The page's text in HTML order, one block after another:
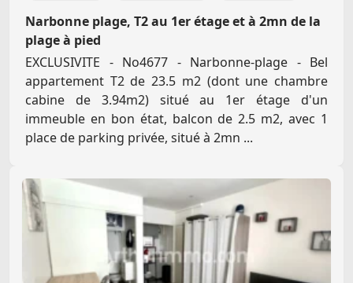
Narbonne plage, T2 au 1er étage et à 2mn de la
plage à pied
EXCLUSIVITE - No4677 - Narbonne-plage - Bel
appartement T2 de 23.5 m2 (dont une chambre
cabine de 3.94m2) situé au 1er étage d'un
immeuble en bon état, balcon de 2.5 m2, avec 1
place de parking privée, situé à 2mn ...